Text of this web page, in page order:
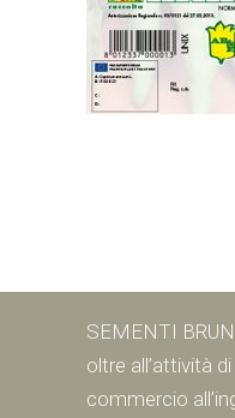
SEMENTI
oltre all’attività
commercio